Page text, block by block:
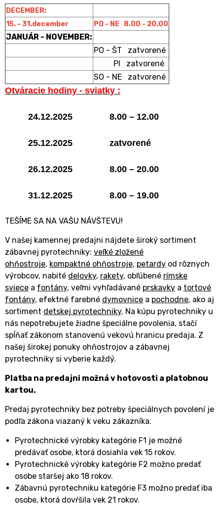
DECEMBER:
15. - 31.december
PO - NE 8.00 - 20.00
JANUÁR - NOVEMBER:
PO - ŠT zatvorené
PI zatvorené
SO - NE zatvorené
Otváracie hodiny - sviatky :
24.12.2025 8.00 – 12.00
25.12.2025 zatvorené
26.12.2025 8.00 – 20.00
31.12.2025 8.00 – 19.00
TEŠÍME SA NA VAŠU NÁVŠTEVU!
V našej kamennej predajni nájdete široký sortiment
zábavnej pyrotechniky: veľké zložené
ohňostroje, kompaktné ohňostroje, petardy od rôznych
výrobcov, nabité delovky, rakety, obľúbené rímske
sviece a fontány, veľmi vyhľadávané prskavky a tortové
fontány, efektné farebné dymovnice a pochodne, ako aj
sortiment detskej pyrotechniky. Na kúpu pyrotechniky u
nás nepotrebujete žiadne špeciálne povolenia, stačí
spĺňať zákonom stanovenú vekovú hranicu predaja. Z
našej širokej ponuky ohňostrojov a zábavnej
pyrotechniky si vyberie každý.
Platba na predajni možná v hotovosti a platobnou
kartou.
Predaj pyrotechniky bez potreby špeciálnych povolení je
podľa zákona viazaný k veku zákazníka.
Pyrotechnické výrobky kategórie F1 je možné
predávať osobe, ktorá dosiahla vek 15 rokov.
Pyrotechnické výrobky kategórie F2 možno predať
osobe staršej ako 18 rokov.
Zábavnú pyrotechniku kategórie F3 možno predať iba
osobe, ktorá dovŕšila vek 21 rokov.